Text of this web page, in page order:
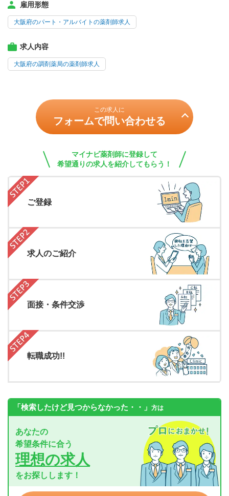
雇用形態
大阪府のパート・アルバイトの薬剤師求人
求人内容
大阪府の調剤薬局の薬剤師求人
この求人に
フォームで問い合わせる
マイナビ薬剤師に登録して
希望通りの求人を紹介してもらう！
ご登録
求人のご紹介
面接・条件交渉
転職成功!!
「検索したけど見つからなかった・・」 方は
あなたの
希望条件に合う
理想の求人
をお探しします！